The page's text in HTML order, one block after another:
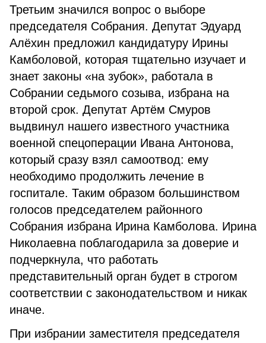
Третьим значился вопрос о выборе
председателя Собрания. Депутат Эдуард
Алёхин предложил кандидатуру Ирины
Камболовой, которая тщательно изучает и
знает законы «на зубок», работала в
Собрании седьмого созыва, избрана на
второй срок. Депутат Артём Смуров
выдвинул нашего известного участника
военной спецоперации Ивана Антонова,
который сразу взял самоотвод: ему
необходимо продолжить лечение в
госпитале. Таким образом большинством
голосов председателем районного
Собрания избрана Ирина Камболова. Ирина
Николаевна поблагодарила за доверие и
подчеркнула, что работать
представительный орган будет в строгом
соответствии с законодательством и никак
иначе.
При избрании заместителя председателя